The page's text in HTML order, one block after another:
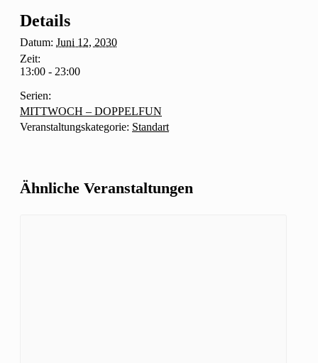
Details
Datum: Juni 12, 2030
Zeit:
13:00 - 23:00
Serien:
MITTWOCH – DOPPELFUN
Veranstaltungskategorie: Standart
Ähnliche Veranstaltungen